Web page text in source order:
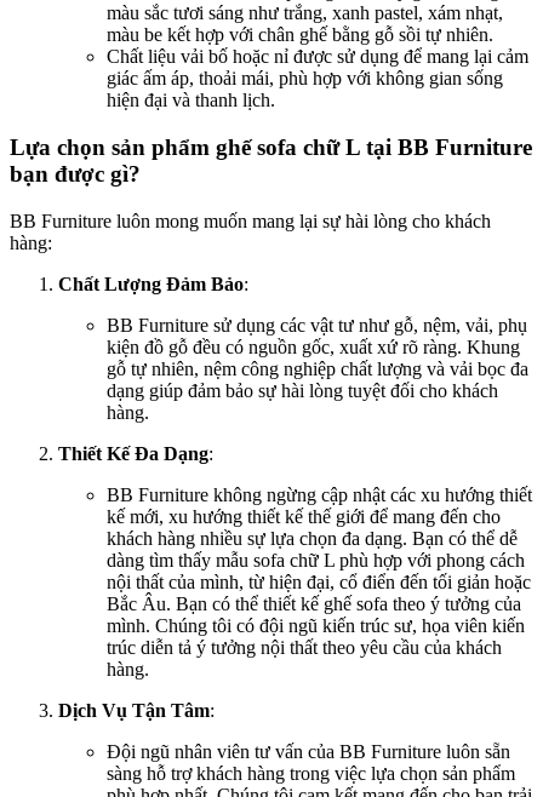
màu sắc tươi sáng như trắng, xanh pastel, xám nhạt,
màu be kết hợp với chân ghế bằng gỗ sồi tự nhiên.
Chất liệu vải bố hoặc nỉ được sử dụng để mang lại cảm
giác ấm áp, thoải mái, phù hợp với không gian sống
hiện đại và thanh lịch.
Lựa chọn sản phẩm ghế sofa chữ L tại BB Furniture
bạn được gì?
BB Furniture luôn mong muốn mang lại sự hài lòng cho khách
hàng:
Chất Lượng Đảm Bảo:
BB Furniture sử dụng các vật tư như gỗ, nệm, vải, phụ
kiện đồ gỗ đều có nguồn gốc, xuất xứ rõ ràng. Khung
gỗ tự nhiên, nệm công nghiệp chất lượng và vải bọc đa
dạng giúp đảm bảo sự hài lòng tuyệt đối cho khách
hàng.
Thiết Kế Đa Dạng:
BB Furniture không ngừng cập nhật các xu hướng thiết
kế mới, xu hướng thiết kế thế giới để mang đến cho
khách hàng nhiều sự lựa chọn đa dạng. Bạn có thể dễ
dàng tìm thấy mẫu sofa chữ L phù hợp với phong cách
nội thất của mình, từ hiện đại, cổ điển đến tối giản hoặc
Bắc Âu. Bạn có thể thiết kế ghế sofa theo ý tưởng của
mình. Chúng tôi có đội ngũ kiến trúc sư, họa viên kiến
trúc diễn tả ý tưởng nội thất theo yêu cầu của khách
hàng.
Dịch Vụ Tận Tâm:
Đội ngũ nhân viên tư vấn của BB Furniture luôn sẵn
sàng hỗ trợ khách hàng trong việc lựa chọn sản phẩm